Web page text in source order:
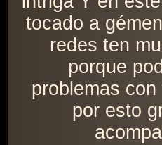
tocado a
redes ten
porque
problemas
por esto